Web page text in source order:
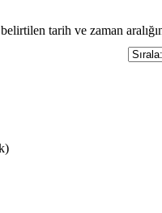
tarih ve zaman